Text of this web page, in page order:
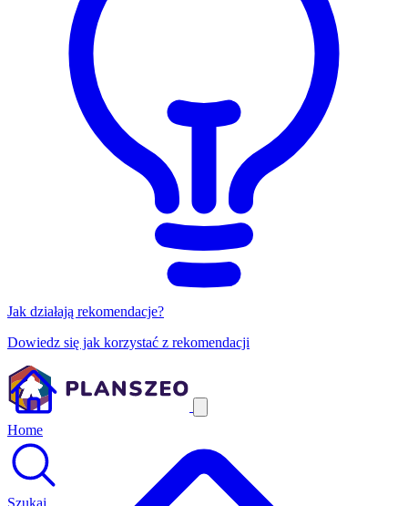
Jak działają rekomendacje?
Dowiedz się jak korzystać z rekomendacji
Home
Szukaj